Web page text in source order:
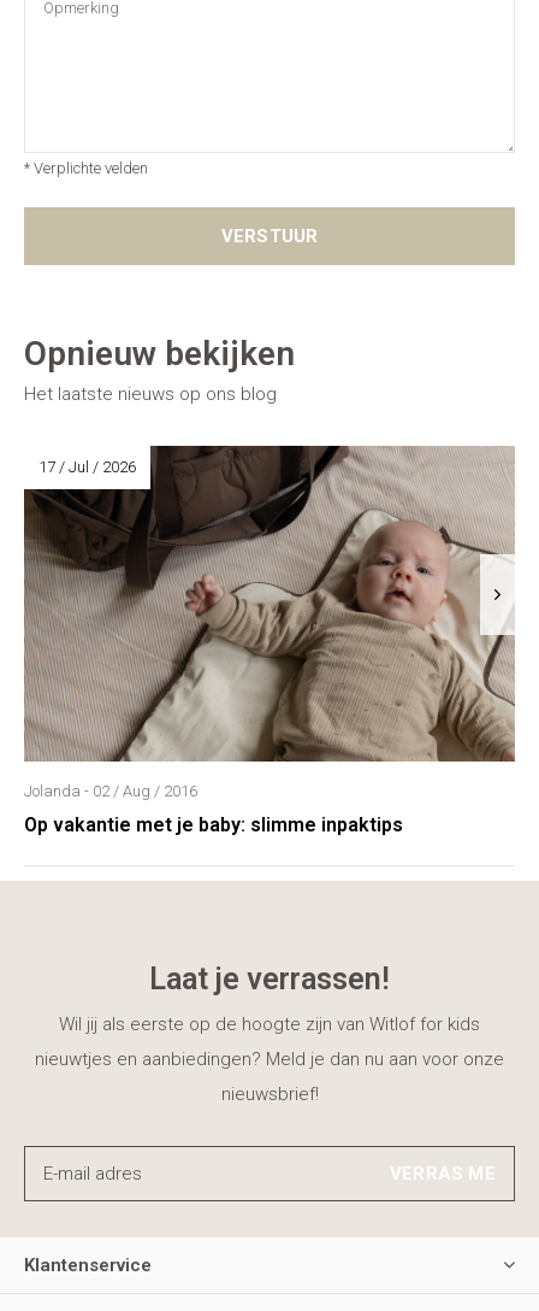
* Verplichte velden
VERSTUUR
Opnieuw bekijken
Het laatste nieuws op ons blog
17 / Jul / 2026
Jolanda - 02 / Aug / 2016
Op vakantie met je baby: slimme inpaktips
Laat je verrassen!
Wil jij als eerste op de hoogte zijn van Witlof for kids
nieuwtjes en aanbiedingen? Meld je dan nu aan voor onze
nieuwsbrief!
VERRAS ME
Klantenservice